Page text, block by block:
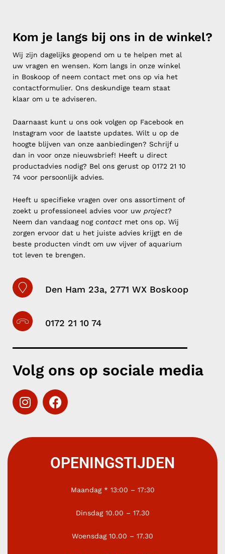
Kom je langs bij ons in de winkel?
Wij zijn dagelijks geopend om u te helpen met al
uw vragen en wensen. Kom langs in onze winkel
in Boskoop of neem contact met ons op via het
contactformulier. Ons deskundige team staat
klaar om u te adviseren.
Daarnaast kunt u ons ook volgen op Facebook en
Instagram voor de laatste updates. Wilt u op de
hoogte blijven van onze aanbiedingen? Schrijf u
dan in voor onze nieuwsbrief! Heeft u direct
productadvies nodig? Bel ons gerust op 0172 21 10
74 voor persoonlijk advies.
Heeft u specifieke vragen over ons assortiment of
zoekt u professioneel advies voor uw project?
Neem dan vandaag nog contact met ons op. Wij
zorgen ervoor dat u het juiste advies krijgt en de
beste producten vindt om uw vijver of aquarium
tot leven te brengen.
Den Ham 23a, 2771 WX Boskoop
0172 21 10 74
Volg ons op sociale media
OPENINGSTIJDEN
Maandag * 13:00 – 17:30
Dinsdag 10.00 – 17.30
Woensdag 10.00 – 17.30